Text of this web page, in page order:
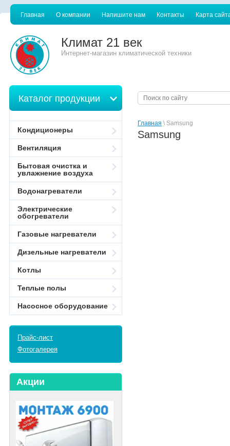
Главная О компании Напишите нам Контакты Карта
Климат 21 век
Интернет-магазин климатической техники
Главная \ Samsung
Samsung
Каталог продукции
Кондиционеры
Вентиляция
Бытовая очистка и
увлажнение воздуха
Водонагреватели
Электрические
обогреватели
Газовые нагреватели
Дизельные нагреватели
Котлы
Теплые полы
Насосное оборудование
Прайс-лист
Фотогалерея
Акции